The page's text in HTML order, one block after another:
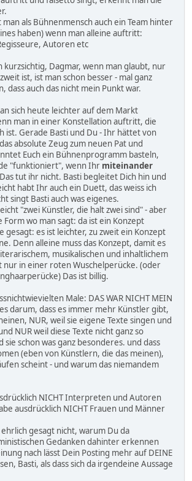
als Bühnenmensch auch ein Team hinter
haben) wenn man alleine auftritt:
Autoren etc
kurzsichtig, Dagmar, wenn man glaubt, nur
ist, ist man schon besser - mal ganz
dass auch das nicht mein Punkt war.
sich heute leichter auf dem Markt
man in einer Konstellation auftritt, die
ist. Gerade Basti und Du - Ihr hättet von
absolute Zeug zum neuen Pat und
Euch ein Bühnenprogramm basteln,
"funktioniert", wenn Ihr miteinander
tut ihr nicht. Basti begleitet Dich hin und
habt Ihr auch ein Duett, das weiss ich
singt Basti auch was eigenes.
"zwei Künstler, die halt zwei sind" - aber
Form wo man sagt: da ist ein Konzept
gesagt: es ist leichter, zu zweit ein Konzept
Denn alleine muss das Konzept, damit es
musikalischen und inhaltlichem
nur in einer roten Wuschelperücke. (oder
Das ist billig.
Male: DAS WAR NICHT MEIN
darum, dass es immer mehr Künstler gibt,
NUR, weil sie eigene Texte singen und
NUR weil diese Texte nicht ganz so
sie schon was ganz besonderes. und dass
(eben von Künstlern, die das meinen),
scheint - und warum das niemandem
NICHT Interpreten und Autoren
ausdrücklich NICHT Frauen und Männer
gesagt nicht, warum Du da
Gedanken dahinter erkennen
nach lässt Dein Posting mehr auf DEINE
Basti, als dass sich da irgendeine Aussage